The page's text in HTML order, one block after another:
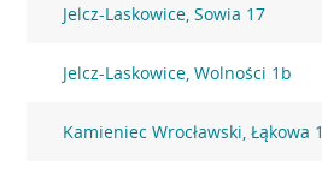
Jelcz-Laskowice, Sowia 17
Jelcz-Laskowice, Wolności 1b
Kamieniec Wrocławski, Łąkowa 1